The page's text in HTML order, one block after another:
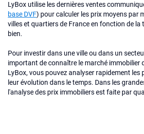
LyBox utilise les dernières ventes
base DVF) pour calculer les prix moyens par
villes et quartiers de France en fonction de la
bien.
Pour investir dans une ville ou dans un
important de connaître le marché immobilier
LyBox, vous pouvez analyser rapidement les
leur évolution dans le temps. Dans les
l'analyse des prix immobiliers est faite par